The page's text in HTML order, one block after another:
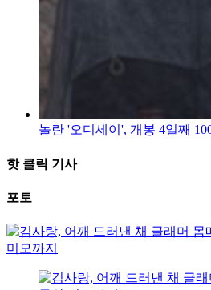
놀란 '오디세이', 개봉 4일째
핫 클릭 기사
포토